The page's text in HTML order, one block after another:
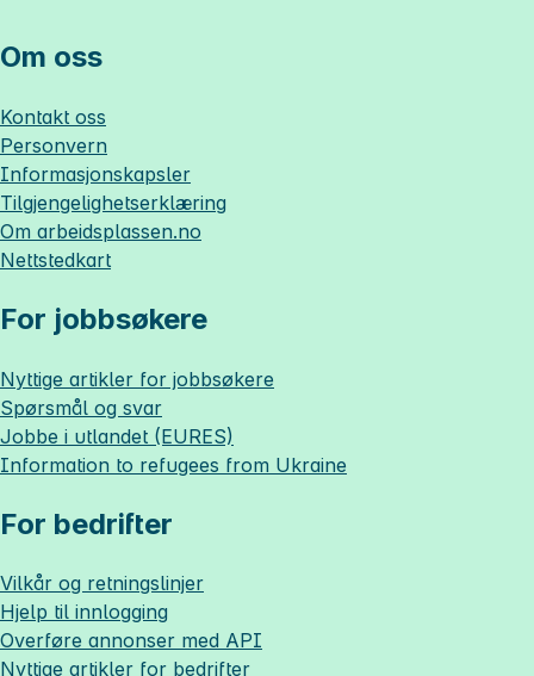
Om oss
Kontakt oss
Personvern
Informasjonskapsler
Tilgjengelighetserklæring
Om arbeidsplassen.no
Nettstedkart
For jobbsøkere
Nyttige artikler for jobbsøkere
Spørsmål og svar
Jobbe i utlandet (EURES)
Information to refugees from Ukraine
For bedrifter
Vilkår og retningslinjer
Hjelp til innlogging
Overføre annonser med API
Nyttige artikler for bedrifter